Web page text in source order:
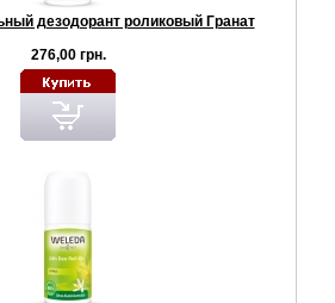
дезодорант роликовый Гранат
276,00 грн.